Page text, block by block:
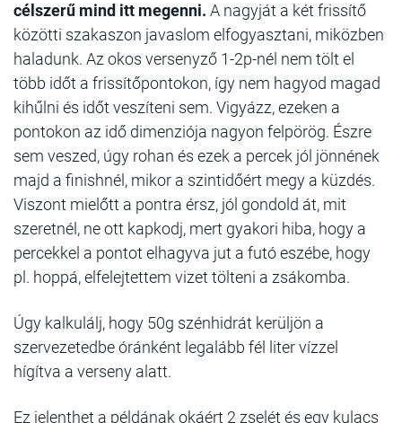
célszerű mind itt megenni. A nagyját a két frissítő
közötti szakaszon javaslom elfogyasztani, miközben
haladunk. Az okos versenyző 1-2p-nél nem tölt el
több időt a frissítőpontokon, így nem hagyod magad
kihűlni és időt veszíteni sem. Vigyázz, ezeken a
pontokon az idő dimenziója nagyon felpörög. Észre
sem veszed, úgy rohan és ezek a percek jól jönnének
majd a finishnél, mikor a szintidőért megy a küzdés.
Viszont mielőtt a pontra érsz, jól gondold át, mit
szeretnél, ne ott kapkodj, mert gyakori hiba, hogy a
percekkel a pontot elhagyva jut a futó eszébe, hogy
pl. hoppá, elfelejtettem vizet tölteni a zsákomba.
Úgy kalkulálj, hogy 50g szénhidrát kerüljön a
szervezetedbe óránként legalább fél liter vízzel
hígítva a verseny alatt.
Ez jelenthet a példának okáért 2 zselét és egy kulacs